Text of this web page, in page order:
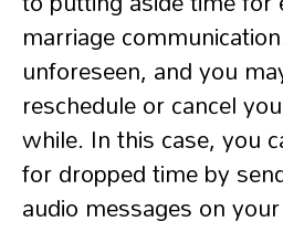
marriage
unforeseen, and you
reschedule or cancel
while. In this case, you
for dropped time by
audio messages on